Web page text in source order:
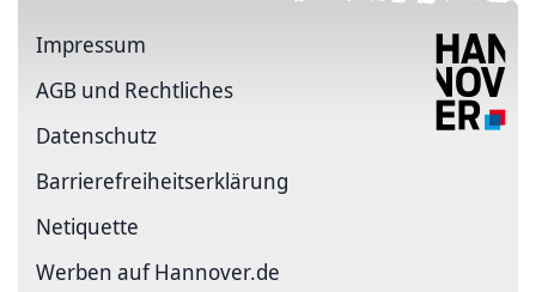
Impressum
AGB und Rechtliches
Datenschutz
Barriere­freiheits­erklärung
Netiquette
Werben auf Hannover.de